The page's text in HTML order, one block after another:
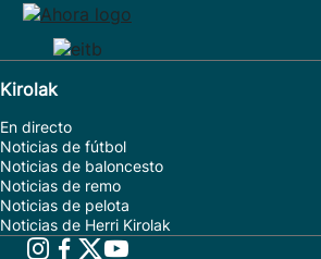
Kirolak
En directo
Noticias de fútbol
Noticias de baloncesto
Noticias de remo
Noticias de pelota
Noticias de Herri Kirolak